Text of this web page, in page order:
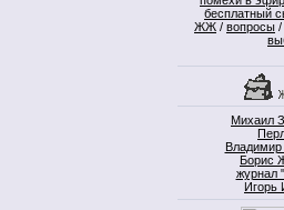
бесплатный
ЖЖ / вопросы /
Михаил
Борис
журнал
Игорь